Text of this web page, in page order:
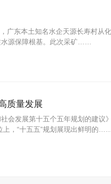
广东本土知名水企天源长寿村从
源保障根基。此次采矿……
质量发展
会发展第十五个五年规划的建议
，“十五五”规划展现出鲜明的……